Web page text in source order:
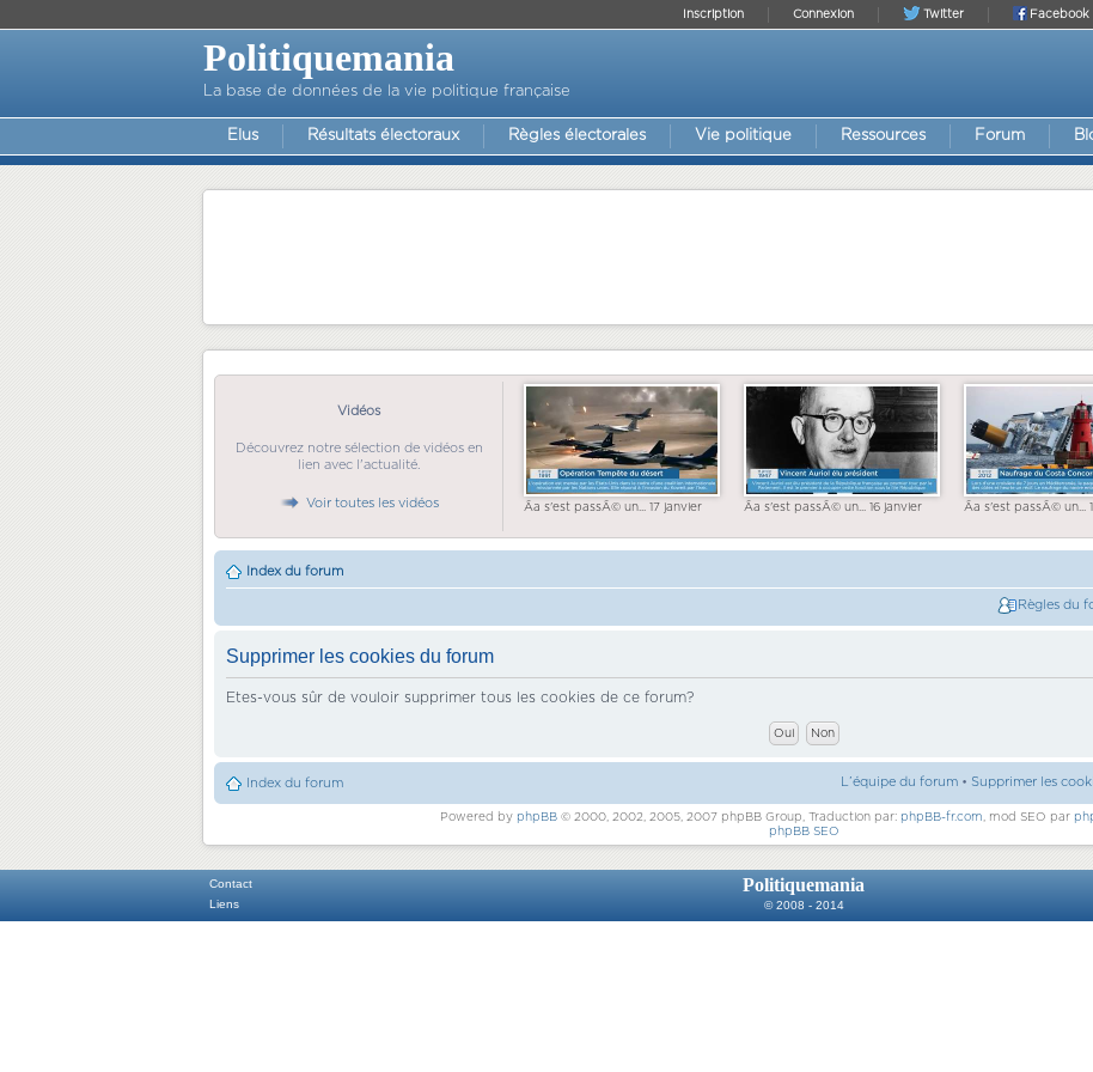
Facebook
Twitter
Connexion
Inscription
Politiquemania
La base de données de la vie politique française
Elus Résultats électoraux Règles électorales Vie politique Ressources Forum
Vidéos
Découvrez notre sélection de vidéos en
lien avec l'actualité.
Voir toutes les vidéos Ãa s'est passÃ© un... 17 janvier Ãa s'est passÃ© un... 16 janvier Ãa s'est passÃ© un...
Index du forum
Règles du
Supprimer les cookies du forum
Etes-vous sûr de vouloir supprimer tous les cookies de ce forum?
Index du forum L’équipe du forum • Supprimer les
Powered by phpBB© 2000, 2002, 2005, 2007 phpBB Group, Traduction par: phpBB-fr.com, mod SEO par
phpBB SEO
Contact
Liens
Politiquemania
© 2008 - 2014